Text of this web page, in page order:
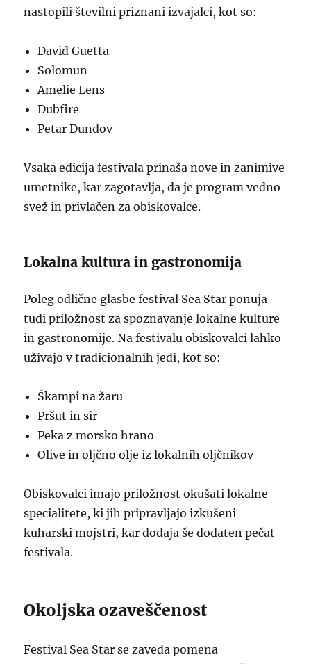
nastopili številni priznani izvajalci, kot so:
David Guetta
Solomun
Amelie Lens
Dubfire
Petar Dundov
Vsaka edicija festivala prinaša nove in zanimive
umetnike, kar zagotavlja, da je program vedno
svež in privlačen za obiskovalce.
Lokalna kultura in gastronomija
Poleg odlične glasbe festival Sea Star ponuja
tudi priložnost za spoznavanje lokalne kulture
in gastronomije. Na festivalu obiskovalci lahko
uživajo v tradicionalnih jedi, kot so:
Škampi na žaru
Pršut in sir
Peka z morsko hrano
Olive in oljčno olje iz lokalnih oljčnikov
Obiskovalci imajo priložnost okušati lokalne
specialitete, ki jih pripravljajo izkušeni
kuharski mojstri, kar dodaja še dodaten pečat
festivala.
Okoljska ozaveščenost
Festival Sea Star se zaveda pomena